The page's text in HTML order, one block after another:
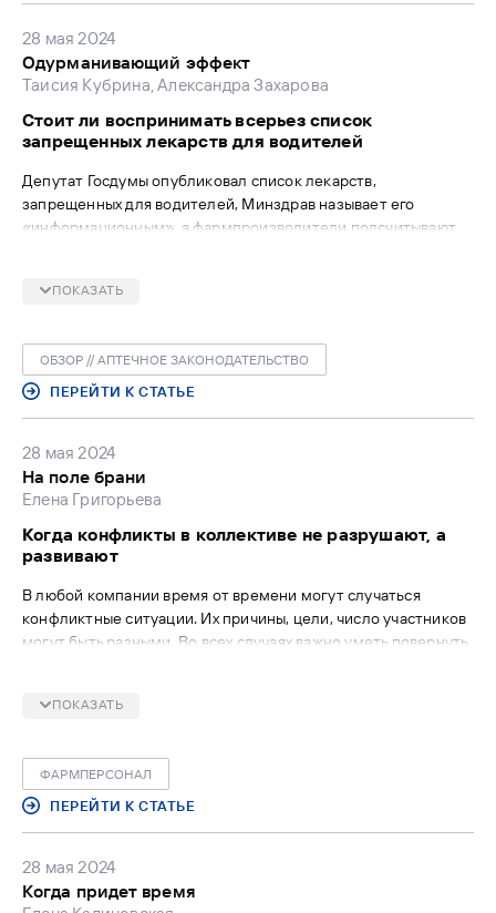
28 мая 2024
Одурманивающий эффект
Таисия Кубрина, Александра Захарова
Стоит ли воспринимать всерьез список
запрещенных лекарств для водителей
Депутат Госдумы опубликовал список лекарств,
запрещенных для водителей, Минздрав называет его
«информационным», а фармпроизводители подсчитывают
ПОКАЗАТЬ
ОБЗОР // АПТЕЧНОЕ ЗАКОНОДАТЕЛЬСТВО
ПЕРЕЙТИ К СТАТЬЕ
28 мая 2024
На поле брани
Елена Григорьева
Когда конфликты в коллективе не разрушают, а
развивают
В любой компании время от времени могут случаться
конфликтные ситуации. Их причины, цели, число участников
могут быть разными. Во всех случаях важно уметь повернуть
Эксперты рассказали «ФВ», как найти в конфликте ресурс
ПОКАЗАТЬ
ФАРМПЕРСОНАЛ
ПЕРЕЙТИ К СТАТЬЕ
28 мая 2024
Когда придет время